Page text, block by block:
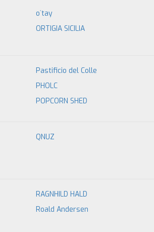
o`tay
ORTIGIA SICILIA
Pastificio del Colle
PHOLC
POPCORN SHED
QNUZ
RAGNHILD HALD
Roald Andersen